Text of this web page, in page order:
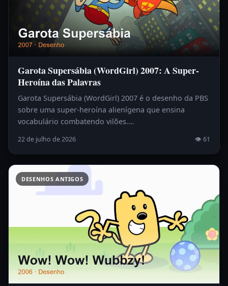
Garota Supersábia (WordGirl) 2007: A Super-
Heroína das Palavras
Garota Supersábia (WordGirl) 2007 é o desenho da PBS
sobre uma super-heroína alienígena que ensina
vocabulário combatendo vilões.…
22 de julho de 2026 👁 61
DESENHOS ANTIGOS